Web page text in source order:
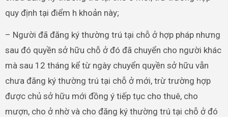
quy định tại điểm h khoản này;
– Người đã đăng ký thường trú tại chỗ ở hợp pháp nhưng
sau đó quyền sở hữu chỗ ở đó đã chuyển cho người khác
mà sau 12 tháng kể từ ngày chuyển quyền sở hữu vẫn
chưa đăng ký thường trú tại chỗ ở mới, trừ trường hợp
được chủ sở hữu mới đồng ý tiếp tục cho thuê, cho
mượn, cho ở nhờ và cho đăng ký thường trú tại chỗ ở đó